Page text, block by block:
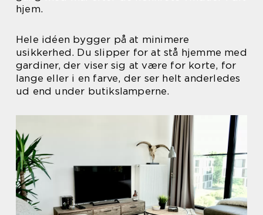
hjem.
Hele idéen bygger på at minimere
usikkerhed. Du slipper for at stå hjemme med
gardiner, der viser sig at være for korte, for
lange eller i en farve, der ser helt anderledes
ud end under butikslamperne.